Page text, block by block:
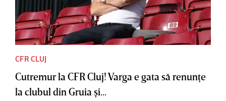
CFR CLUJ
Cutremur la CFR Cluj! Varga e gata să renunţe
la clubul din Gruia şi...